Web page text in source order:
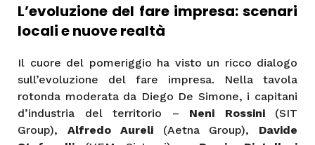
L’evoluzione del fare impresa: scenari
locali e nuove realtà
Il cuore del pomeriggio ha visto un ricco dialogo
sull’evoluzione del fare impresa. Nella tavola
rotonda moderata da Diego De Simone, i capitani
d’industria del territorio – Neni Rossini(SIT
Group), Alfredo Aureli (Aetna Group), Davide